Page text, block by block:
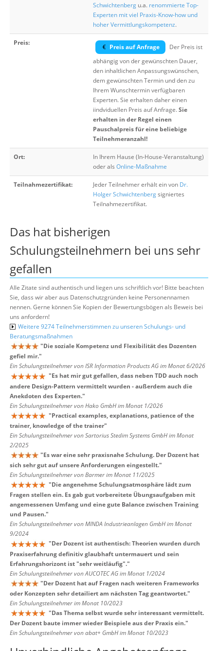
Schwichtenberg u.a. renommierte Top-
Experten mit viel Praxis-Know-how und
hoher Vermittlungskompetenz.
Preis:
Preis auf Anfrage
Der Preis ist
abhängig von der gewünschten Dauer,
den inhaltlichen Anpassungswünschen,
dem gewünschten Termin und den zu
Ihrem Wunschtermin verfügbaren
Experten. Sie erhalten daher einen
iindviduellen Preis auf Anfrage.Sie
erhalten in der Regel einen
Pauschalpreis für eine beliebige
Teilnehmeranzahl!
Ort:
In Ihrem Hause (In-House-Veranstaltung)
oder als Online-Maßnahme
Teilnahmezertifikat: Jeder Teilnehmer erhält ein von Dr.
Holger Schwichtenbergsigniertes
Teilnahmezertifikat.
Das hat bisherigen
Schulungsteilnehmern bei uns sehr
gefallen
Alle Zitate sind authentisch und liegen uns schriftlich vor! Bitte beachten
Sie, dass wir aber aus Datenschutzgründen keine Personennamen
nennen. Gerne können Sie Kopien der Bewertungsbögen als Beweis bei
uns anfordern!
Weitere 9274 Teilnehmerstimmen zu unseren Schulungs- und
Beratungsmaßnahmen
"Die soziale Kompetenz und Flexibilität des Dozenten
gefiel mir."
Ein Schulungsteilnehmer von ISR Information Products AG im Monat 6/2026
"Es hat mir gut gefallen, dass neben TDD auch noch
andere Design-Pattern vermittelt wurden - außerdem auch die
Anekdoten des Experten."
Ein Schulungsteilnehmer von Hako GmbH im Monat 1/2026
"Practical examples, explanations, patience of the
trainer, knowledge of the trainer"
Ein Schulungsteilnehmer von Sartorius Stedim Systems GmbH im Monat
2/2025
"Es war eine sehr praxisnahe Schulung. Der Dozent hat
sich sehr gut auf unsere Anforderungen eingestellt."
Ein Schulungsteilnehmer von Barmer im Monat 11/2025
"Die angenehme Schulungsatmosphäre lädt zum
Fragen stellen ein. Es gab gut vorbereitete Übungsaufgaben mit
angemessenen Umfang und eine gute Balance zwischen Training
und Pausen."
Ein Schulungsteilnehmer von MINDA Industrieanlagen GmbH im Monat
9/2024
"Der Dozent ist authentisch: Theorien wurden durch
Praxiserfahrung definitiv glaubhaft untermauert und sein
Erfahrungshorizont ist "sehr weitläufig"."
Ein Schulungsteilnehmer von AUCOTEC AG im Monat 1/2024
"Der Dozent hat auf Fragen nach weiteren Frameworks
oder Konzepten sehr detailiert am nächsten Tag geantwortet."
Ein Schulungsteilnehmer im Monat 10/2023
"Das Thema selbst wurde sehr interessant vermittelt.
Der Dozent baute immer wieder Beispiele aus der Praxis ein."
Ein Schulungsteilnehmer von abat+ GmbH im Monat 10/2023